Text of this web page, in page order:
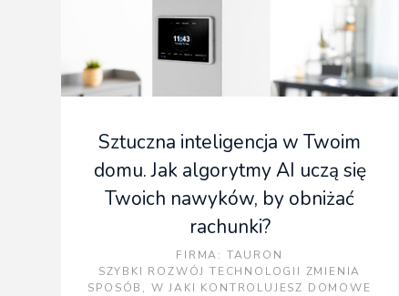
Sztuczna inteligencja w Twoim
domu. Jak algorytmy AI uczą się
Twoich nawyków, by obniżać
rachunki?
FIRMA: TAURON
SZYBKI ROZWÓJ TECHNOLOGII ZMIENIA
SPOSÓB, W JAKI KONTROLUJESZ DOMOWE